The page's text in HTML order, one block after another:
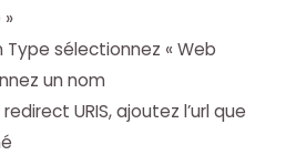
Type sélectionnez « Web
un nom
URIS, ajoutez l’url que